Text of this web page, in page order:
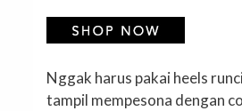
Nggak harus pakai heels
tampil mempesona dengan